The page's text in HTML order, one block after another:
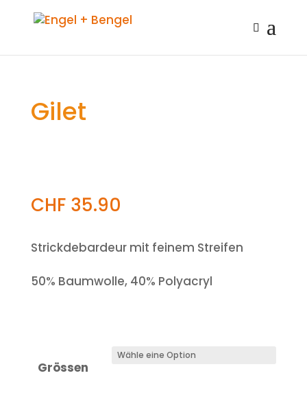
Gilet
CHF35.90
Strickdebardeur mit feinem Streifen
50% Baumwolle, 40% Polyacryl
Grössen